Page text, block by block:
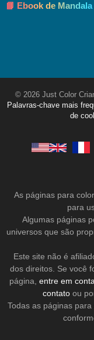
📘 Ebook de
© 2026 Just Color
Palavras-chave mais
de
As páginas para
para
Algumas páginas
universos que são
Este site não é
dos direitos. Se você
página, entre em
contatoou
Todas as páginas